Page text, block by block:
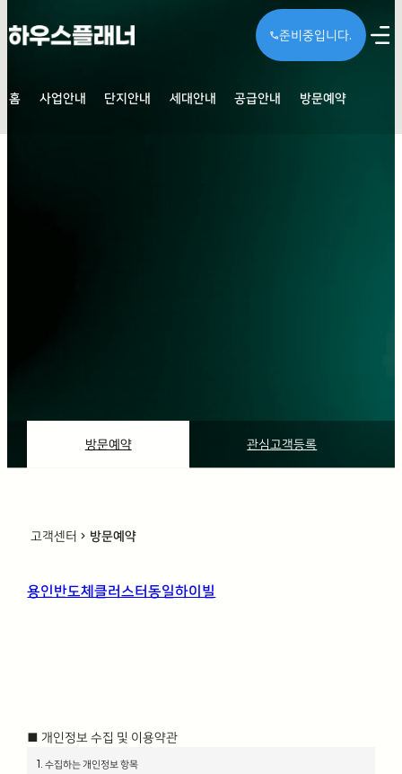
call준비중입니다.
홈 사업안내 단지안내 세대안내 공급안내 방문예약
방문예약 관심고객등록
고객센터 chevron_right 방문예약
용인반도체클러스터동일하이빌
■ 개인정보 수집 및 이용약관
1. 수집하는 개인정보 항목